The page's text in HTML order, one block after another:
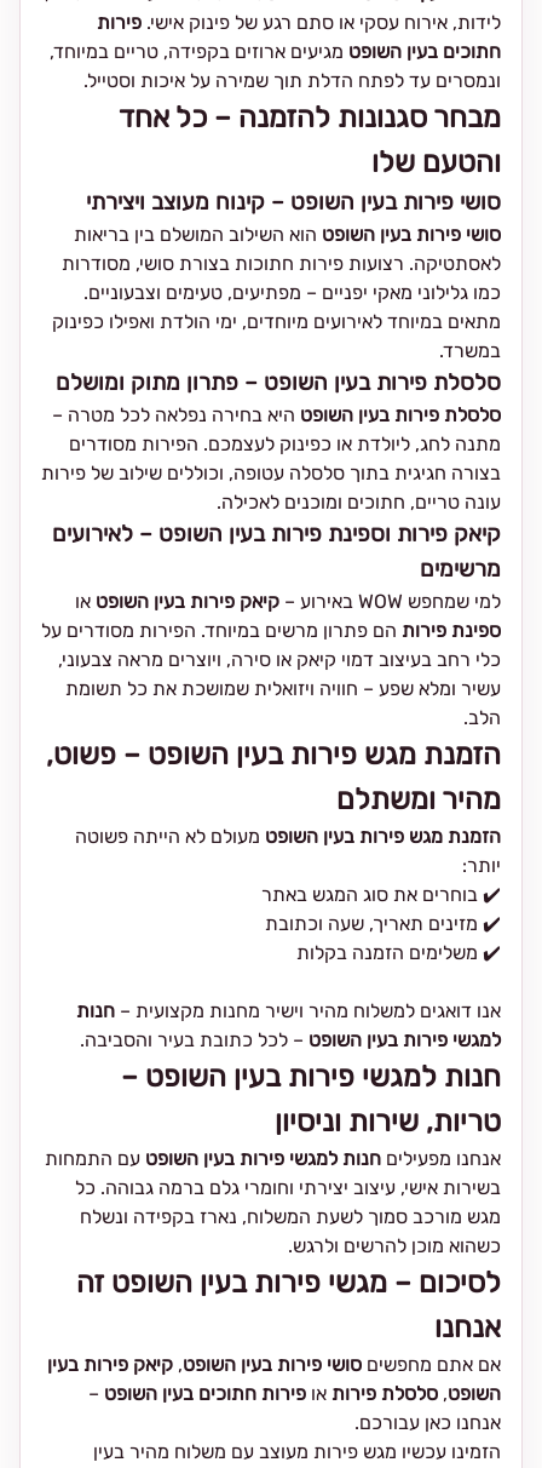
לידות, אירוח עסקי או סתם רגע של פינוק אישי. פירות
חתוכים בעין השופט מגיעים ארוזים בקפידה, טריים במיוחד,
ונמסרים עד לפתח הדלת תוך שמירה על איכות וסטייל.
מבחר סגנונות להזמנה – כל אחד
והטעם שלו
סושי פירות בעין השופט – קינוח מעוצב ויצירתי
סושי פירות בעין השופט הוא השילוב המושלם בין בריאות
לאסתטיקה. רצועות פירות חתוכות בצורת סושי, מסודרות
כמו גלילוני מאקי יפניים – מפתיעים, טעימים וצבעוניים.
מתאים במיוחד לאירועים מיוחדים, ימי הולדת ואפילו כפינוק
במשרד.
סלסלת פירות בעין השופט – פתרון מתוק ומושלם
סלסלת פירות בעין השופט היא בחירה נפלאה לכל מטרה –
מתנה לחג, ליולדת או כפינוק לעצמכם. הפירות מסודרים
בצורה חגיגית בתוך סלסלה עטופה, וכוללים שילוב של פירות
עונה טריים, חתוכים ומוכנים לאכילה.
קיאק פירות וספינת פירות בעין השופט – לאירועים
מרשימים
למי שמחפש WOW באירוע – קיאק פירות בעין השופט או
ספינת פירות הם פתרון מרשים במיוחד. הפירות מסודרים על
כלי רחב בעיצוב דמוי קיאק או סירה, ויוצרים מראה צבעוני,
עשיר ומלא שפע – חוויה ויזואלית שמושכת את כל תשומת
הלב.
הזמנת מגש פירות בעין השופט – פשוט,
מהיר ומשתלם
הזמנת מגש פירות בעין השופט מעולם לא הייתה פשוטה
יותר:
✔️ בוחרים את סוג המגש באתר
✔️ מזינים תאריך, שעה וכתובת
✔️ משלימים הזמנה בקלות
אנו דואגים למשלוח מהיר וישיר מחנות מקצועית – חנות
למגשי פירות בעין השופט – לכל כתובת בעיר והסביבה.
חנות למגשי פירות בעין השופט –
טריות, שירות וניסיון
אנחנו מפעילים חנות למגשי פירות בעין השופט עם התמחות
בשירות אישי, עיצוב יצירתי וחומרי גלם ברמה גבוהה. כל
מגש מורכב סמוך לשעת המשלוח, נארז בקפידה ונשלח
כשהוא מוכן להרשים ולרגש.
לסיכום – מגשי פירות בעין השופט זה
אנחנו
אם אתם מחפשים סושי פירות בעין השופט, קיאק פירות בעין
השופט, סלסלת פירות או פירות חתוכים בעין השופט –
אנחנו כאן עבורכם.
הזמינו עכשיו מגש פירות מעוצב עם משלוח מהיר בעין